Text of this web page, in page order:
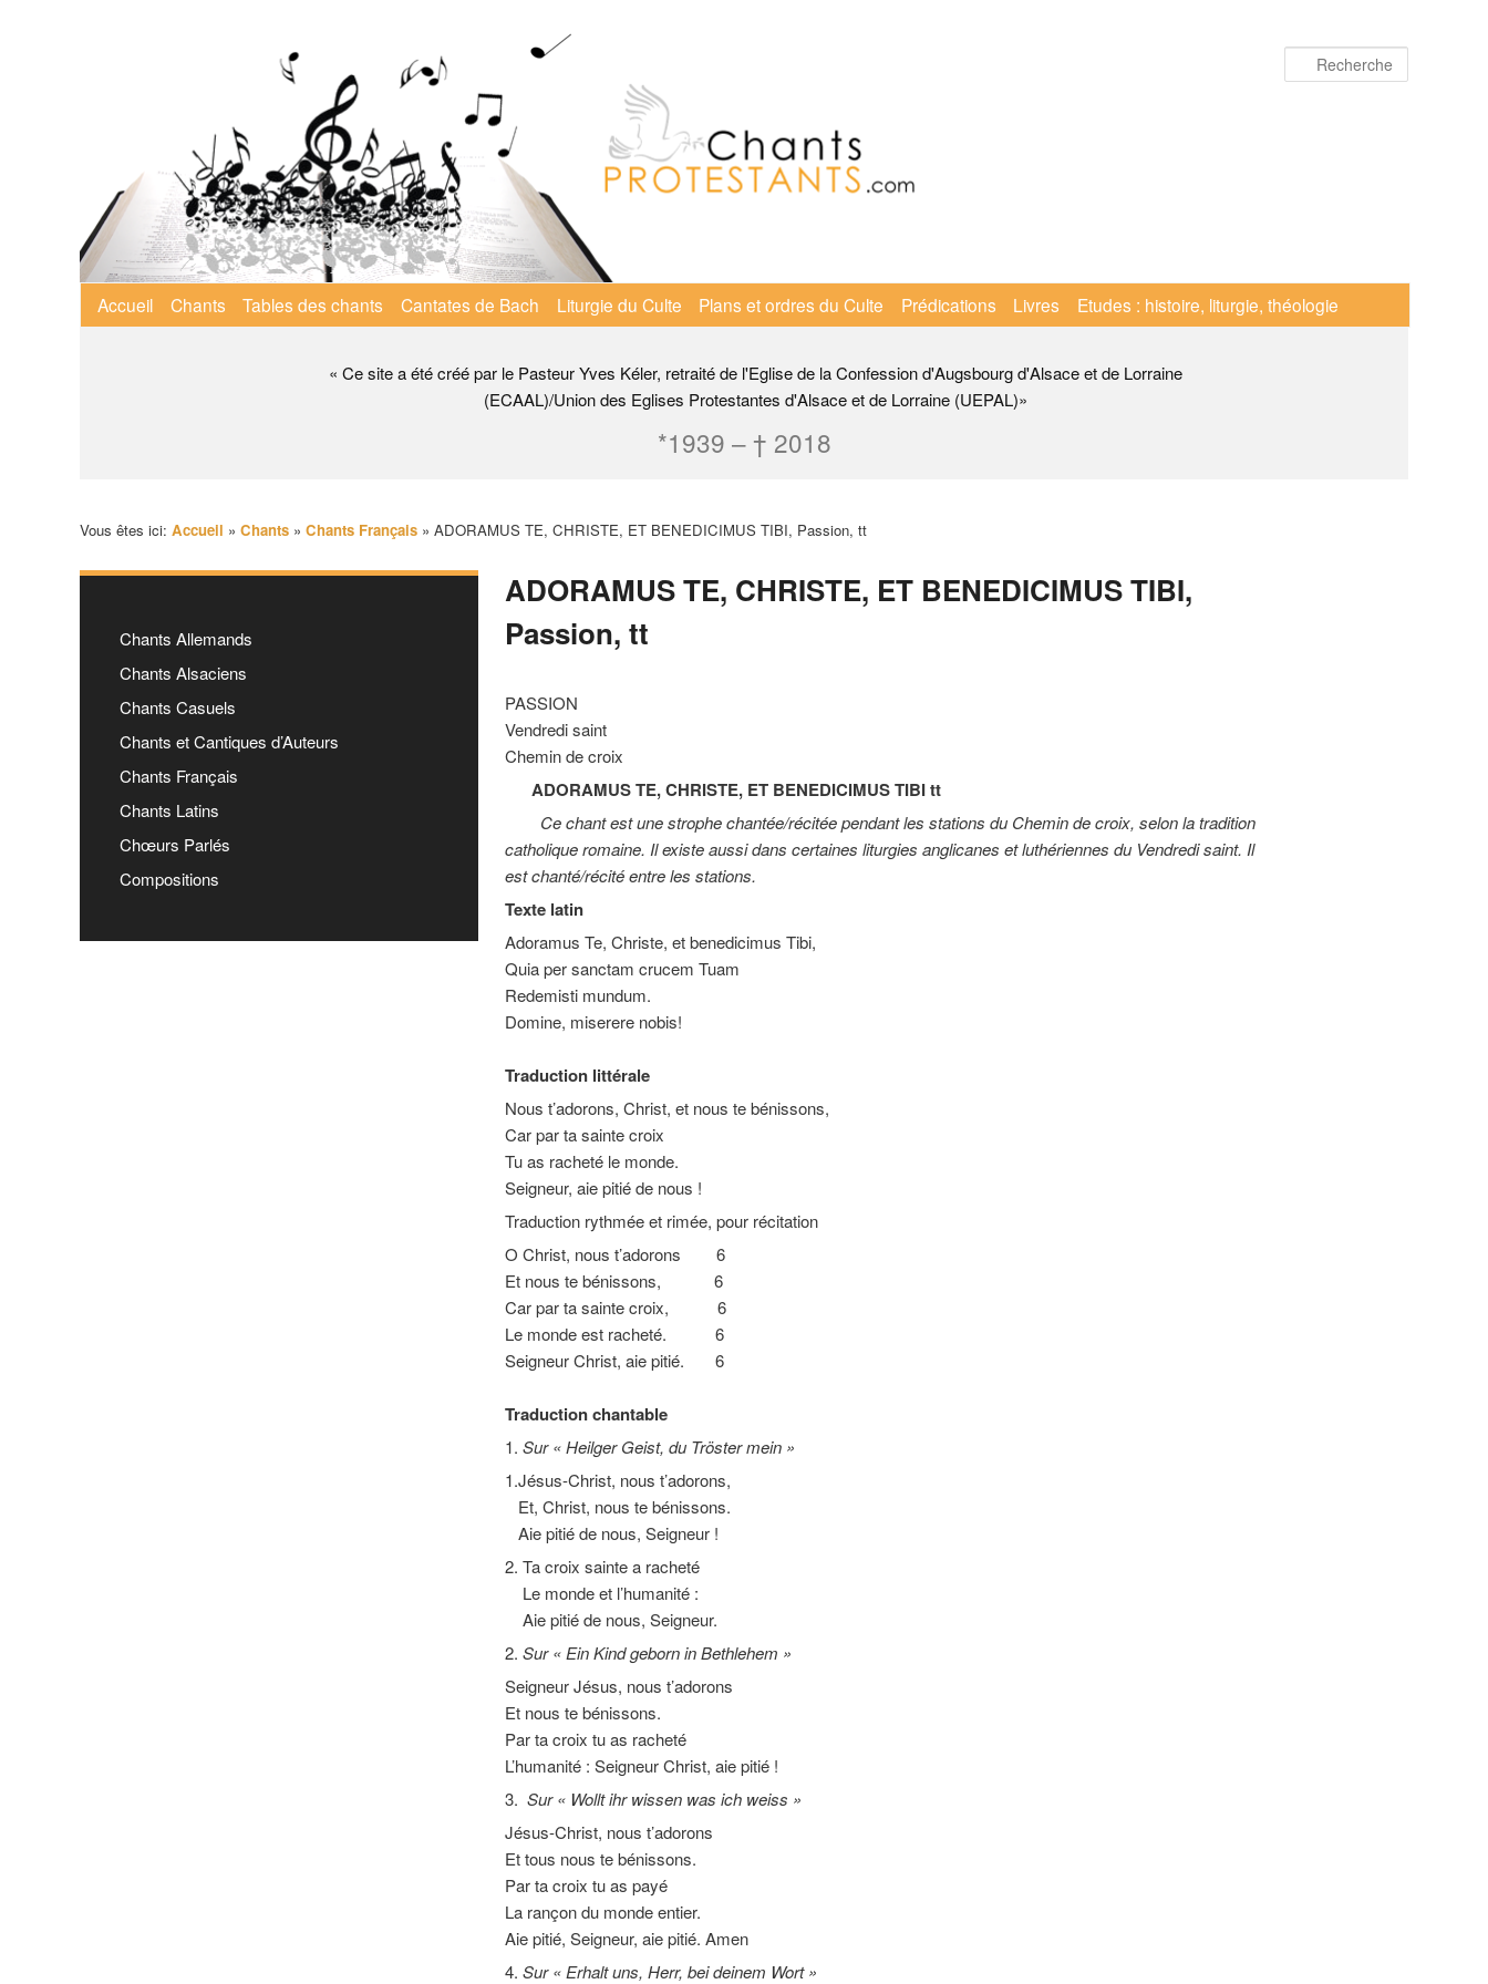
« Ce site a été créé par le Pasteur Yves Kéler, retraité de l'Eglise de la Confession d'Augsbourg d'Alsace et de Lorraine
(ECAAL)/Union des Eglises Protestantes d'Alsace et de Lorraine (UEPAL)»
*1939 – † 2018
Menu
principal
Accueil Chants Tables des chants Cantates de Bach Liturgie du Culte Plans et ordres du Culte Prédications Livres Etudes : histoire, liturgie, théologie
ADORAMUS TE, CHRISTE, ET BENEDICIMUS TIBI,
Passion, tt
PASSION
Vendredi saint
Chemin de croix
ADORAMUS TE, CHRISTE, ET BENEDICIMUS TIBI tt
Ce chant est une strophe chantée/récitée pendant les stations du Chemin de croix, selon la tradition
catholique romaine. Il existe aussi dans certaines liturgies anglicanes et luthériennes du Vendredi saint. Il
est chanté/récité entre les stations.
Texte latin
Adoramus Te, Christe, et benedicimus Tibi,
Quia per sanctam crucem Tuam
Redemisti mundum.
Domine, miserere nobis!
Traduction littérale
Nous t’adorons, Christ, et nous te bénissons,
Car par ta sainte croix
Tu as racheté le monde.
Seigneur, aie pitié de nous !
Traduction rythmée et rimée, pour récitation
O Christ, nous t’adorons 6
Et nous te bénissons, 6
Car par ta sainte croix, 6
Le monde est racheté. 6
Seigneur Christ, aie pitié. 6
Traduction chantable
1. Sur « Heilger Geist, du Tröster mein »
1.Jésus-Christ, nous t’adorons,
Et, Christ, nous te bénissons.
Aie pitié de nous, Seigneur !
2. Ta croix sainte a racheté
Le monde et l’humanité :
Aie pitié de nous, Seigneur.
2. Sur « Ein Kind geborn in Bethlehem »
Seigneur Jésus, nous t’adorons
Et nous te bénissons.
Par ta croix tu as racheté
L’humanité : Seigneur Christ, aie pitié !
3. Sur « Wollt ihr wissen was ich weiss »
Jésus-Christ, nous t’adorons
Et tous nous te bénissons.
Par ta croix tu as payé
La rançon du monde entier.
Aie pitié, Seigneur, aie pitié. Amen
4. Sur « Erhalt uns, Herr, bei deinem Wort »
Vous êtes ici: Accueil » Chants » Chants Français » ADORAMUS TE, CHRISTE, ET BENEDICIMUS TIBI, Passion, tt
Chants Allemands
Chants Alsaciens
Chants Casuels
Chants et Cantiques d’Auteurs
Chants Français
Chants Latins
Chœurs Parlés
Compositions